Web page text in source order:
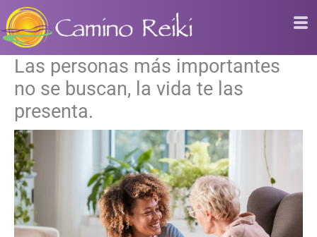
al
contenido
Las personas más importantes
no se buscan, la vida te las
presenta.